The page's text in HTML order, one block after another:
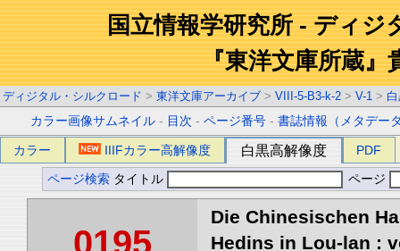
国立情報学研究所 - ディジ
『東洋文庫所蔵』
ディジタル・シルクロード > 東洋文庫アーカイブ > VIII-5-B3-k-2 > V-1 >
カラー画像サムネイル - 目次 -ページ番号 -書誌情報（メタデー
カラー IIIFカラー高解像度 白黒高解像度 PDF
ページ検索 タイトル ページ
0195
Die Chinesischen
Hedins in Lou-lan :